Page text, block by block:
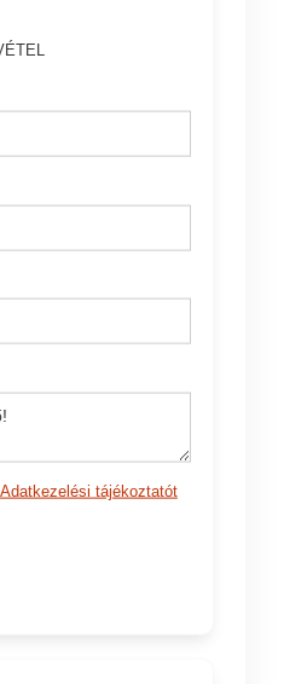
Adatkezelési tájékoztatót